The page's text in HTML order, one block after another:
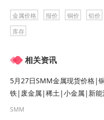
评】
评】
►节后补货支撑 镨钕
金属价格 报价 铜价 铝价
库存
相关资讯
5月27日SMM金属现货价
铁|废金属|稀土|小金属|新
SMM